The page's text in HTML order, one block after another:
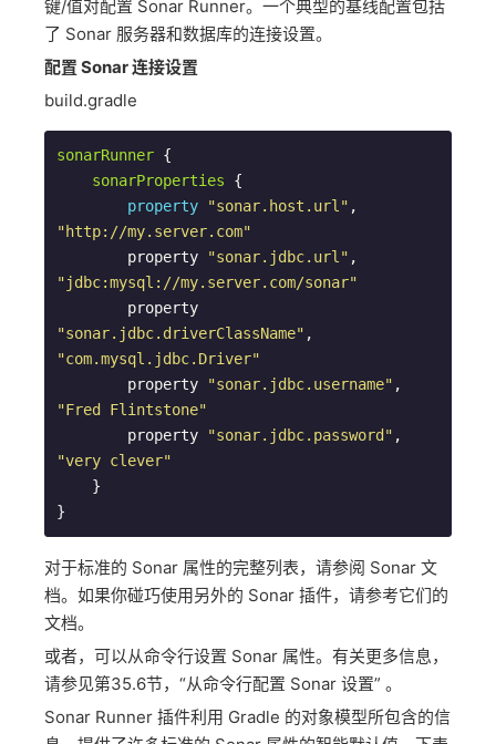
键/值对配置 Sonar Runner。一个典型的基线配置包括
了 Sonar 服务器和数据库的连接设置。
配置 Sonar 连接设置
build.gradle
sonarRunner {
sonarProperties {
property
"sonar.host.url"
"http://my.server.com"
        property
"sonar.jdbc.url"
"jdbc:mysql://my.server.com/sonar"
"sonar.jdbc.driverClassName"
"com.mysql.jdbc.Driver"
        property
"sonar.jdbc.username"
"Fred Flintstone"
        property
"sonar.jdbc.password"
"very clever"
}
对于标准的 Sonar 属性的完整列表，请参阅 Sonar 文
档。如果你碰巧使用另外的 Sonar 插件，请参考它们的
文档。
或者，可以从命令行设置 Sonar 属性。有关更多信息，
请参见第35.6节，“从命令行配置 Sonar 设置” 。
Sonar Runner 插件利用 Gradle 的对象模型所包含的信